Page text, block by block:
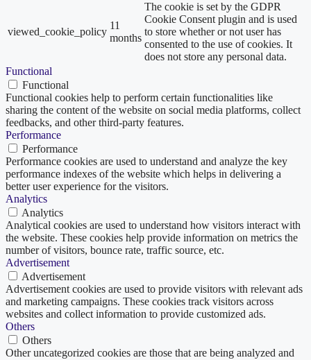
viewed_cookie_policy
11
months
The cookie is set by the GDPR
Cookie Consent plugin and is used
to store whether or not user has
consented to the use of cookies. It
does not store any personal data.
Functional
Functional
Functional cookies help to perform certain functionalities like
sharing the content of the website on social media platforms, collect
feedbacks, and other third-party features.
Performance
Performance
Performance cookies are used to understand and analyze the key
performance indexes of the website which helps in delivering a
better user experience for the visitors.
Analytics
Analytics
Analytical cookies are used to understand how visitors interact with
the website. These cookies help provide information on metrics the
number of visitors, bounce rate, traffic source, etc.
Advertisement
Advertisement
Advertisement cookies are used to provide visitors with relevant ads
and marketing campaigns. These cookies track visitors across
websites and collect information to provide customized ads.
Others
Others
Other uncategorized cookies are those that are being analyzed and